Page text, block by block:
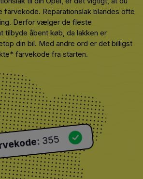
farvekode. Reparationslak blandes ofte
Derfor vælger de fleste
tilbyde åbent køb, da lakken er
din bil. Med andre ord er det billigst
farvekode fra starten.
: 355